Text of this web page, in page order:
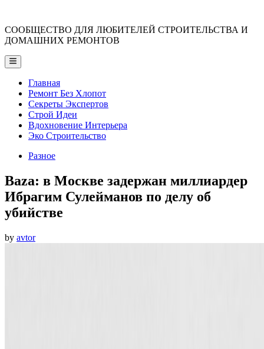
content
СООБЩЕСТВО ДЛЯ ЛЮБИТЕЛЕЙ СТРОИТЕЛЬСТВА И
ДОМАШНИХ РЕМОНТОВ
Main
Menu
Главная
Ремонт Без Хлопот
Секреты Экспертов
Строй Идеи
Вдохновение Интерьера
Эко Строительство
PostedРазное
Baza: в Москве задержан миллиардер
Ибрагим Сулейманов по делу об
убийстве
by avtor